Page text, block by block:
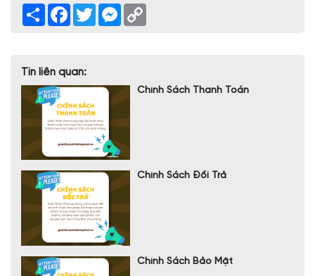
Share Facebook
TwitterMessenger
Tin liên quan:
Chính Sách Thanh Toán
Chính Sách Đổi Trả
Chính Sách Bảo Mật